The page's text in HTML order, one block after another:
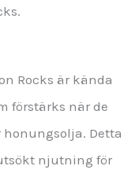
Rocks är kända
förstärks när de
Detta
njutning för